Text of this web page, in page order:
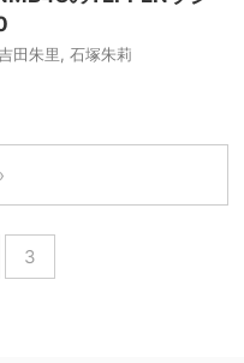
田朱里 石塚朱莉
3